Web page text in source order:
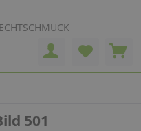
501